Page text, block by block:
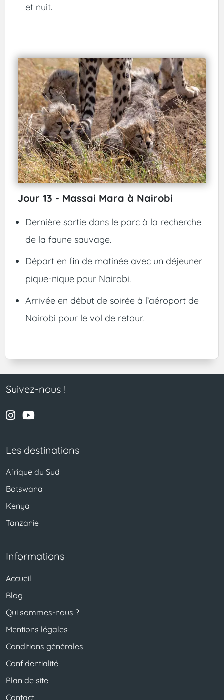
et nuit.
Jour 13 - Massai Mara à Nairobi
Dernière sortie dans le parc à la recherche
de la faune sauvage.
Départ en fin de matinée avec un déjeuner
pique-nique pour Nairobi.
Arrivée en début de soirée à l’aéroport de
Nairobi pour le vol de retour.
Suivez-nous !
Les destinations
Afrique du Sud
Botswana
Kenya
Tanzanie
Informations
Accueil
Blog
Qui sommes-nous ?
Mentions légales
Conditions générales
Confidentialité
Plan de site
Contact